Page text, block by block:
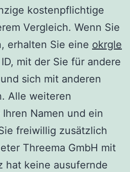
kostenpflichtige
Vergleich. Wenn Sie
erhalten Sie eine okrgle
mit der Sie für andere
sich mit anderen
Alle weiteren
Namen und ein
freiwillig zusätzlich
Threema GmbH mit
hat keine ausufernde